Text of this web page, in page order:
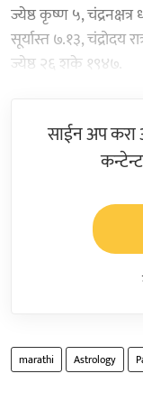
ज्येष्ठ कृष्ण ५,
सूर्यास्त ७.१३, चंद्रोदय
ज्येष्ठ २६ शके १९४७.
साईन अप करा
marathi Astrology